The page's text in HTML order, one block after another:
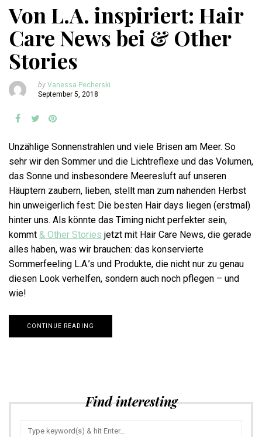
Von L.A. inspiriert: Hair
Care News bei & Other
Stories
by Vanessa Pecherski
September 5, 2018
Unzählige Sonnenstrahlen und viele Brisen am Meer. So
sehr wir den Sommer und die Lichtreflexe und das Volumen,
das Sonne und insbesondere Meeresluft auf unseren
Häuptern zaubern, lieben, stellt man zum nahenden Herbst
hin unweigerlich fest: Die besten Hair days liegen (erstmal)
hinter uns. Als könnte das Timing nicht perfekter sein,
kommt & Other Stories jetzt mit Hair Care News, die gerade
alles haben, was wir brauchen: das konservierte
Sommerfeeling L.A.’s und Produkte, die nicht nur zu genau
diesen Look verhelfen, sondern auch noch pflegen – und
wie!
CONTINUE READING
Find interesting